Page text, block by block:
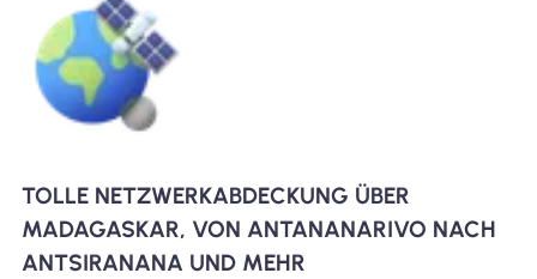
TOLLE NETZWERKABDECKUNG ÜBER
MADAGASKAR, VON ANTANANARIVO NACH
ANTSIRANANA UND MEHR